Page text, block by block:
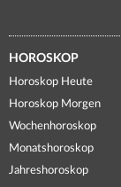
HOROSKOP
Horoskop Heute
Horoskop Morgen
Wochenhoroskop
Monatshoroskop
Jahreshoroskop